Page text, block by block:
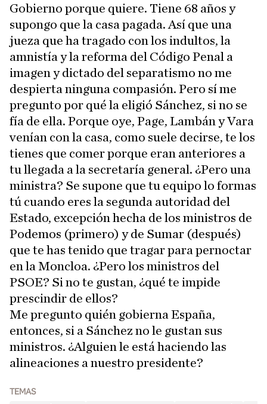
Gobierno porque quiere. Tiene 68 años y
supongo que la casa pagada. Así que una
jueza que ha tragado con los indultos, la
amnistía y la reforma del Código Penal a
imagen y dictado del separatismo no me
despierta ninguna compasión. Pero sí me
pregunto por qué la eligió Sánchez, si no se
fía de ella. Porque oye, Page, Lambán y Vara
venían con la casa, como suele decirse, te los
tienes que comer porque eran anteriores a
tu llegada a la secretaría general. ¿Pero una
ministra? Se supone que tu equipo lo formas
tú cuando eres la segunda autoridad del
Estado, excepción hecha de los ministros de
Podemos (primero) y de Sumar (después)
que te has tenido que tragar para pernoctar
en la Moncloa. ¿Pero los ministros del
PSOE? Si no te gustan, ¿qué te impide
prescindir de ellos?
Me pregunto quién gobierna España,
entonces, si a Sánchez no le gustan sus
ministros. ¿Alguien le está haciendo las
alineaciones a nuestro presidente?
TEMAS